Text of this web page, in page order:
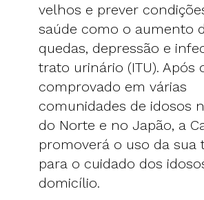
velhos e prever
saúde como o aumento
quedas, depressão e
trato urinário (ITU). Após
comprovado em várias
comunidades de idosos
do Norte e no Japão, a
promoverá o uso da sua
para o cuidado dos
domicílio.